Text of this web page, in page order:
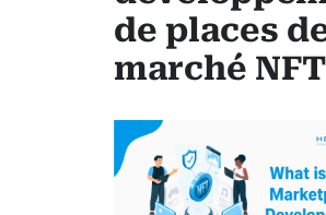
de places
marché